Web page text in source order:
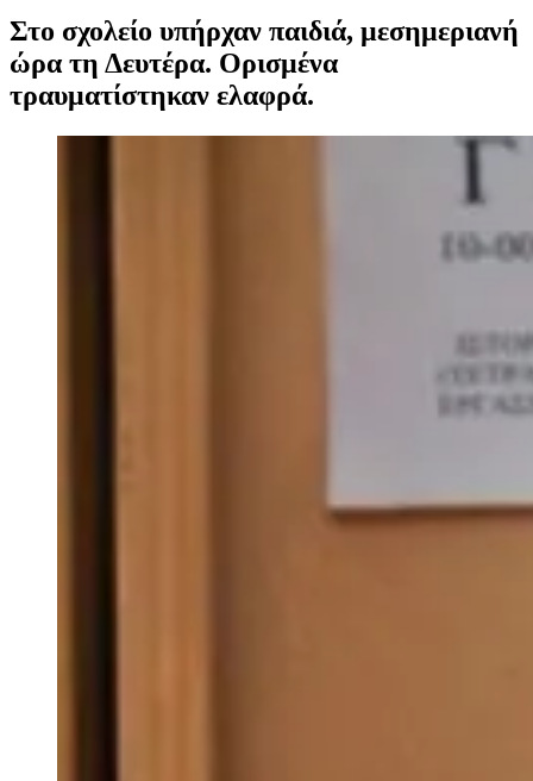
Στο σχολείο υπήρχαν παιδιά, μεσημεριανή
ώρα τη Δευτέρα. Ορισμένα
τραυματίστηκαν ελαφρά.